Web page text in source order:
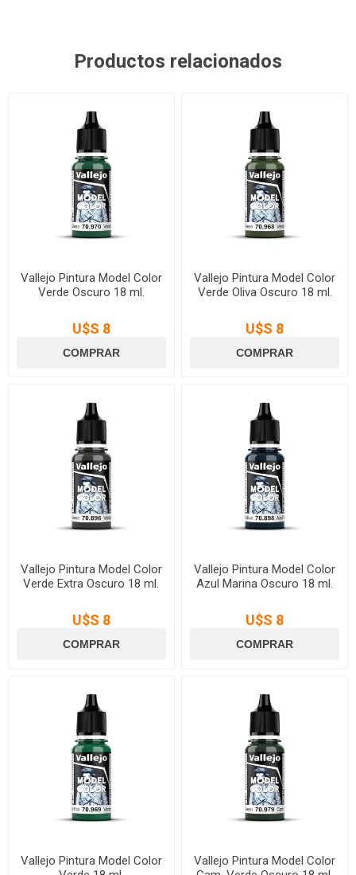
Productos relacionados
Vallejo Pintura Model Color
Verde Oscuro 18 ml.
U$S 8
Vallejo Pintura Model Color
Verde Oliva Oscuro 18 ml.
U$S 8
Vallejo Pintura Model Color
Verde Extra Oscuro 18 ml.
U$S 8
Vallejo Pintura Model Color
Azul Marina Oscuro 18 ml.
U$S 8
Vallejo Pintura Model Color
Vallejo Pintura Model Color